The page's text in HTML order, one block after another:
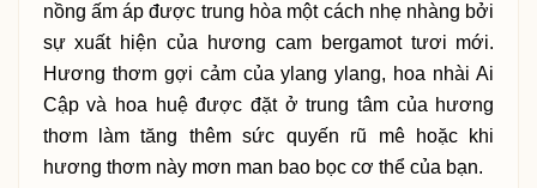
nồng ấm áp được trung hòa một cách nhẹ nhàng bởi
sự xuất hiện của hương cam bergamot tươi mới.
Hương thơm gợi cảm của ylang ylang, hoa nhài Ai
Cập và hoa huệ được đặt ở trung tâm của hương
thơm làm tăng thêm sức quyến rũ mê hoặc khi
hương thơm này mơn man bao bọc cơ thể của bạn.